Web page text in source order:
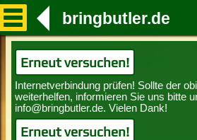
bringbutler.de
Erneut versuchen!
Erneut versuchen!